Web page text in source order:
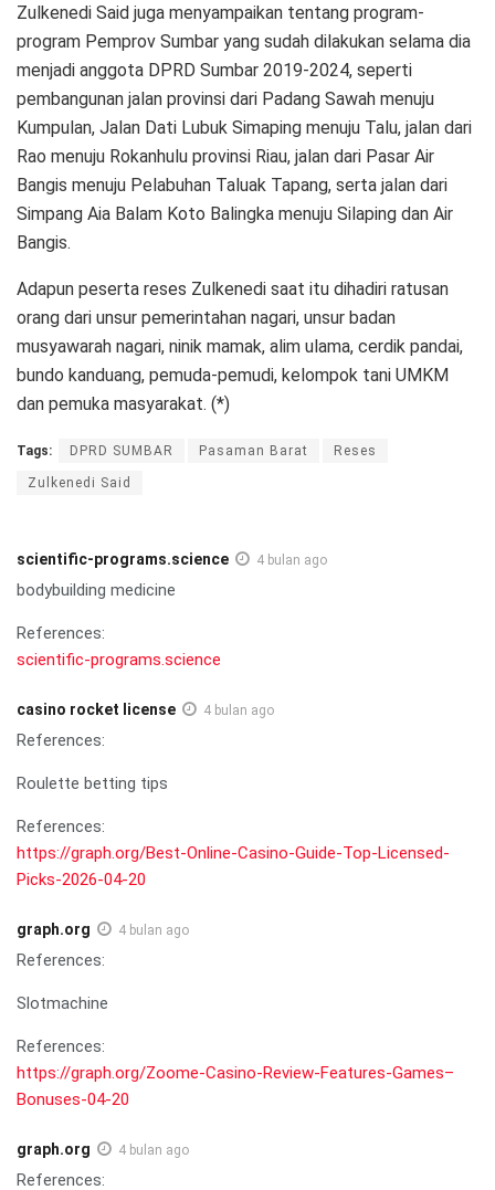
Zulkenedi Said juga menyampaikan tentang program-
program Pemprov Sumbar yang sudah dilakukan selama dia
menjadi anggota DPRD Sumbar 2019-2024, seperti
pembangunan jalan provinsi dari Padang Sawah menuju
Kumpulan, Jalan Dati Lubuk Simaping menuju Talu, jalan dari
Rao menuju Rokanhulu provinsi Riau, jalan dari Pasar Air
Bangis menuju Pelabuhan Taluak Tapang, serta jalan dari
Simpang Aia Balam Koto Balingka menuju Silaping dan Air
Bangis.
Adapun peserta reses Zulkenedi saat itu dihadiri ratusan
orang dari unsur pemerintahan nagari, unsur badan
musyawarah nagari, ninik mamak, alim ulama, cerdik pandai,
bundo kanduang, pemuda-pemudi, kelompok tani UMKM
dan pemuka masyarakat. (*)
Tags: DPRD SUMBAR Pasaman Barat Reses
Zulkenedi Said
scientific-programs.science 4 bulan ago
bodybuilding medicine
References:
scientific-programs.science
casino rocket license 4 bulan ago
References:
Roulette betting tips
References:
https://graph.org/Best-Online-Casino-Guide-Top-Licensed-
Picks-2026-04-20
graph.org 4 bulan ago
References:
Slotmachine
References:
https://graph.org/Zoome-Casino-Review-Features-Games–
Bonuses-04-20
graph.org 4 bulan ago
References: